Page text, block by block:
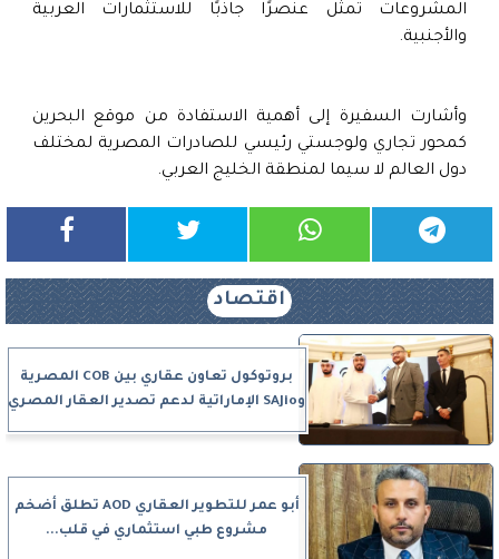
المشروعات تمثل عنصرًا جاذبًا للاستثمارات العربية
والأجنبية.
وأشارت السفيرة إلى أهمية الاستفادة من موقع البحرين
كمحور تجاري ولوجستي رئيسي للصادرات المصرية لمختلف
دول العالم لا سيما لمنطقة الخليج العربي.
اقتصاد
بروتوكول تعاون عقاري بين COB المصرية
وSAJio الإماراتية لدعم تصدير العقار المصري
أبو عمر للتطوير العقاري AOD تطلق أضخم
مشروع طبي استثماري في قلب...